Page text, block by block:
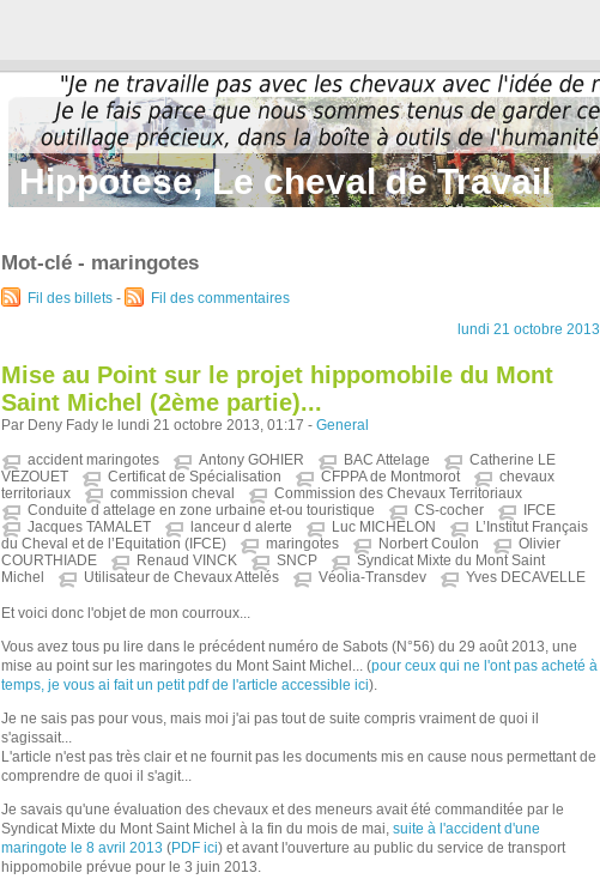
Hippotese, Le cheval de Travail
Mot-clé - maringotes
Fil des billets -
Fil des commentaires
lundi 21 octobre 2013
Mise au Point sur le projet hippomobile du Mont
Saint Michel (2ème partie)...
Par Deny Fady le lundi 21 octobre 2013, 01:17 - General
accident maringotes Antony GOHIER BAC Attelage
Catherine LE
VEZOUET
Certificat de Spécialisation CFPPA de Montmorot
chevaux
territoriaux
commission cheval
Commission des Chevaux Territoriaux
Conduite d attelage en zone urbaine et-ou touristique
CS-cocher
IFCE
Jacques TAMALET
lanceur d alerte Luc MICHELON
L’Institut Français
du Cheval et de l’Equitation (IFCE)
maringotes Norbert Coulon
Olivier
COURTHIADE
Renaud VINCK SNCP
Syndicat Mixte du Mont Saint
Michel
Utilisateur de Chevaux Attelés Véolia-Transdev Yves DECAVELLE
Et voici donc l'objet de mon courroux...
Vous avez tous pu lire dans le précédent numéro de Sabots (N°56) du 29 août 2013, une
mise au point sur les maringotes du Mont Saint Michel... (pour ceux qui ne l'ont pas acheté à
temps, je vous ai fait un petit pdf de l'article accessible ici).
Je ne sais pas pour vous, mais moi j'ai pas tout de suite compris vraiment de quoi il
s'agissait...
L'article n'est pas très clair et ne fournit pas les documents mis en cause nous permettant de
comprendre de quoi il s'agit...
Je savais qu'une évaluation des chevaux et des meneurs avait été commanditée par le
Syndicat Mixte du Mont Saint Michel à la fin du mois de mai, suite à l'accident d'une
maringote le 8 avril 2013 (PDF ici) et avant l'ouverture au public du service de transport
hippomobile prévue pour le 3 juin 2013.